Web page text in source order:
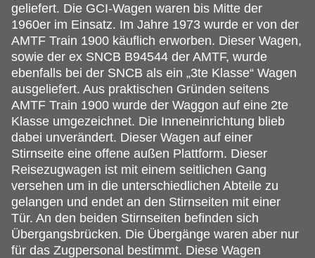
geliefert. Die GCI-Wagen waren bis Mitte der
1960er im Einsatz. Im Jahre 1973 wurde er von der
AMTF Train 1900 käuflich erworben. Dieser Wagen,
sowie der ex SNCB B94544 der AMTF, wurde
ebenfalls bei der SNCB als ein „3te Klasse“ Wagen
ausgeliefert. Aus praktischen Gründen seitens
AMTF Train 1900 wurde der Waggon auf eine 2te
Klasse umgezeichnet. Die Inneneinrichtung blieb
dabei unverändert. Dieser Wagen auf einer
Stirnseite eine offene außen Plattform. Dieser
Reisezugwagen ist mit einem seitlichen Gang
versehen um in die unterschiedlichen Abteile zu
gelangen und endet an den Stirnseiten mit einer
Tür. An den beiden Stirnseiten befinden sich
Übergangsbrücken. Die Übergänge waren aber nur
für das Zugpersonal bestimmt. Diese Wagen